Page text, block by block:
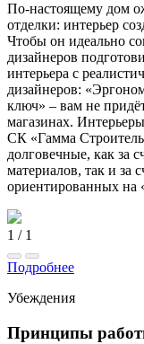
По-настоящему дом
отделки: интерьер
Чтобы он идеально
дизайнеров
интерьера с
дизайнеров:
ключ» – вам не
магазинах.
СК «Гамма
долговечные, как за
материалов, так и за
ориентированных на
1 / 1
Подробнее
Убеждения
Принципы